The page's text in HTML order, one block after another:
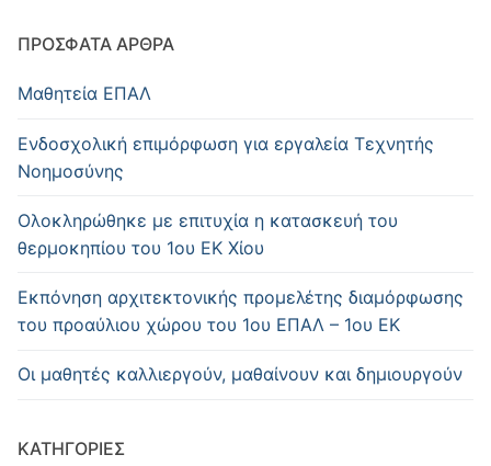
ΠΡΌΣΦΑΤΑ ΆΡΘΡΑ
Μαθητεία ΕΠΑΛ
Ενδοσχολική επιμόρφωση για εργαλεία Τεχνητής
Νοημοσύνης
Oλοκληρώθηκε με επιτυχία η κατασκευή του
θερμοκηπίου του 1ου ΕΚ Χίου
Εκπόνηση αρχιτεκτονικής προμελέτης διαμόρφωσης
του προαύλιου χώρου του 1ου ΕΠΑΛ – 1ου ΕΚ
Οι μαθητές καλλιεργούν, μαθαίνουν και δημιουργούν
KΑΤΗΓΟΡΊΕΣ